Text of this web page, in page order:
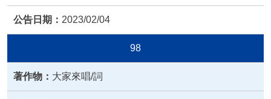
2023/02/04
98
大家來唱/詞